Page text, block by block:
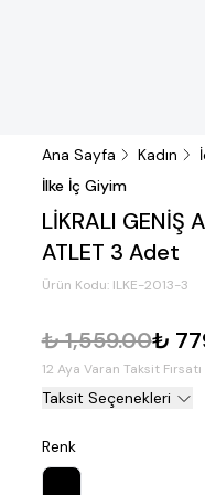
Ana Sayfa Kadın
İlke İç Giyim
LİKRALI GENİŞ
ATLET 3 Adet
Ürün Kodu: ILKE-2013-3
₺ 1,559.00₺
12 Aya Varan Taksit Fırsatı
Taksit Seçenekleri
Renk